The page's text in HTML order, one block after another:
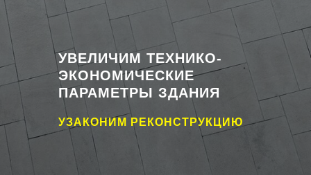
УВЕЛИЧИМ ТЕХНИКО-
ЭКОНОМИЧЕСКИЕ
ПАРАМЕТРЫ ЗДАНИЯ
УЗАКОНИМ РЕКОНСТРУКЦИЮ